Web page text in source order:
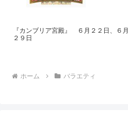
『カンブリア宮殿』 ６月２２日、６月
２９日
ホーム バラエティ